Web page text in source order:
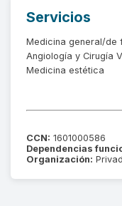
Servicios
Medicina general/de
Angiología y Cirugía
Medicina estética
CCN: 1601000586
Dependencias
Organización: